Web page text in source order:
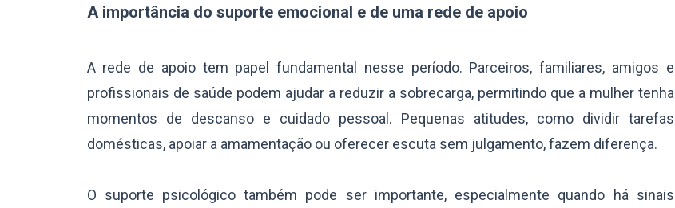
A importância do suporte emocional e de uma rede de apoio
A rede de apoio tem papel fundamental nesse período. Parceiros, familiares, amigos e
profissionais de saúde podem ajudar a reduzir a sobrecarga, permitindo que a mulher tenha
momentos de descanso e cuidado pessoal. Pequenas atitudes, como dividir tarefas
domésticas, apoiar a amamentação ou oferecer escuta sem julgamento, fazem diferença.
O suporte psicológico também pode ser importante, especialmente quando há sinais